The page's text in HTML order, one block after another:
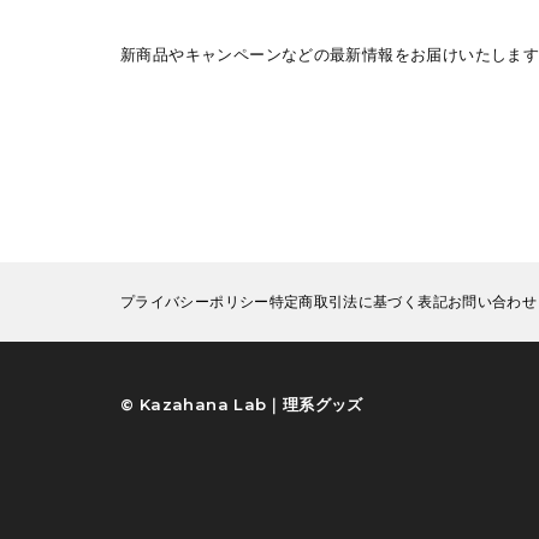
新商品やキャンペーンなどの最新情報をお届けいたします
プライバシーポリシー特定商取引法に基づく表記お問い合わせ
©︎ Kazahana Lab｜理系グッズ